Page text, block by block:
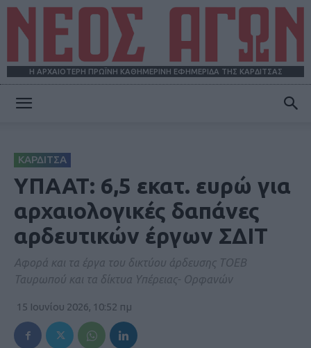
Η ΑΡΧΑΙΟΤΕΡΗ ΠΡΩΪΝΗ ΚΑΘΗΜΕΡΙΝΗ ΕΦΗΜΕΡΙΔΑ ΤΗΣ ΚΑΡΔΙΤΣΑΣ
ΚΑΡΔΙΤΣΑ
ΥΠΑΑΤ: 6,5 εκατ. ευρώ για
αρχαιολογικές δαπάνες
αρδευτικών έργων ΣΔΙΤ
Αφορά και τα έργα του δικτύου άρδευσης ΤΟΕΒ
Ταυρωπού και τα δίκτυα Υπέρειας- Ορφανών
15 Ιουνίου 2026, 10:52 πμ